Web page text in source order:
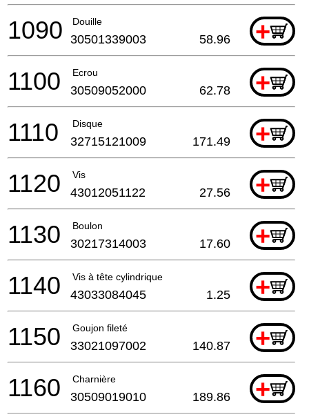
Douille +
1090 30501339003 58.96
Ecrou +
1100 30509052000 62.78
Disque +
1110 32715121009 171.49
Vis +
1120 43012051122 27.56
Boulon +
1130 30217314003 17.60
Vis à tête cylindrique +
1140 43033084045 1.25
Goujon fileté +
1150 33021097002 140.87
Charnière +
1160 30509019010 189.86